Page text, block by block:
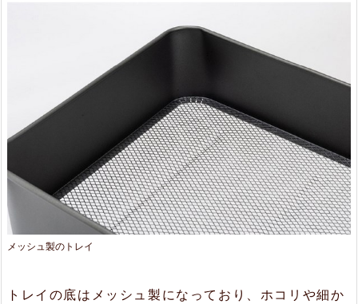
メッシュ製のトレイ
トレイの底はメッシュ製になっており、ホコリや細か